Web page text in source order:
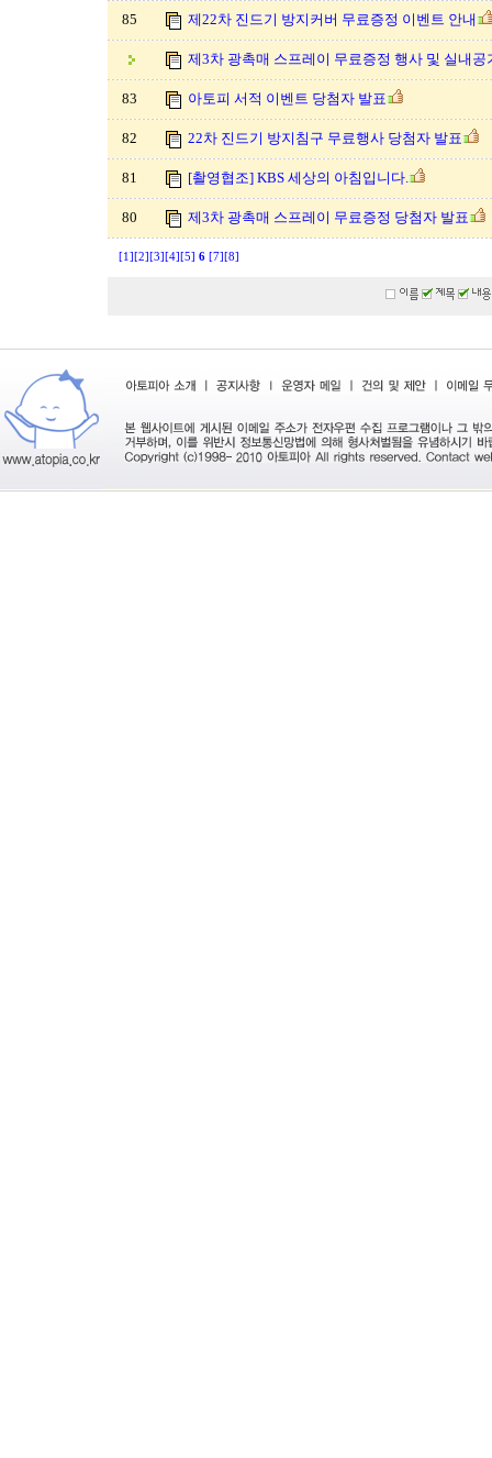
85 제22차 진드기 방지커버 무료증정 이벤트 안내
제3차 광촉매 스프레이 무료증정 행사 및 실내공
83 아토피 서적 이벤트 당첨자 발표
82 22차 진드기 방지침구 무료행사 당첨자 발표
81 [촬영협조] KBS 세상의 아침입니다.
80 제3차 광촉매 스프레이 무료증정 당첨자 발표
[1] [2] [3] [4] [5] 6 [7] [8]